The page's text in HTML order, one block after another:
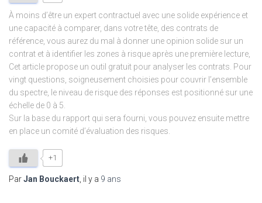
À moins d’être un expert contractuel avec une solide expérience et
une capacité à comparer, dans votre tête, des contrats de
référence, vous aurez du mal à donner une opinion solide sur un
contrat et à identifier les zones à risque après une première lecture,
Cet article propose un outil gratuit pour analyser les contrats. Pour
vingt questions, soigneusement choisies pour couvrir l’ensemble
du spectre, le niveau de risque des réponses est positionné sur une
échelle de 0 à 5.
Sur la base du rapport qui sera fourni, vous pouvez ensuite mettre
en place un comité d’évaluation des risques.
+1
ParJan Bouckaert , il y a 9 ans